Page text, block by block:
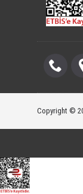
Copyright ©